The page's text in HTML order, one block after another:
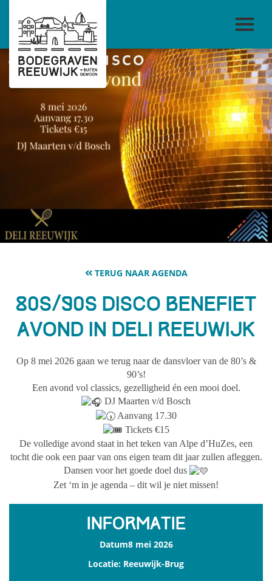
TERUG NAAR AGENDA
80s/90s Disco Benefiet
avond in Deli Reeuwijk
Op 8 mei 2026 gaan we terug naar de dansvloer van de 80’s &
90’s!
Een avond vol classics, gezelligheid én een mooi doel.
DJ Maarten v/d Bosch
Aanvang 17.30
Tickets €15
De volledige avond staat in het teken van Alpe d’HuZes, een
tocht die ook een paar van ons eigen team dit jaar zullen afleggen.
Dansen voor het goede doel dus
Zet ‘m in je agenda – dit wil je niet missen!
Informatie
Datum8 mei 2026
Locatie: Reeuwijk-Brug